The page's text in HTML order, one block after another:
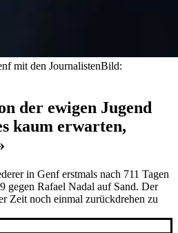
mit den JournalistenBild:
der ewigen Jugend
kaum erwarten,
in Genf erstmals nach 711 Tagen
gegen Rafael Nadal auf Sand. Der
Zeit noch einmal zurückdrehen zu